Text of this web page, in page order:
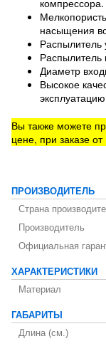
компрессора.
насыщения
Распылитель
Распылитель
Диаметр
Высокое
Вы также можете
цене, при заказе
ПРОИЗВОДИТЕЛЬ
Страна
Производитель
Официальная
ХАРАКТЕРИСТИКИ
Материал
ГАБАРИТЫ
Длина (см.)